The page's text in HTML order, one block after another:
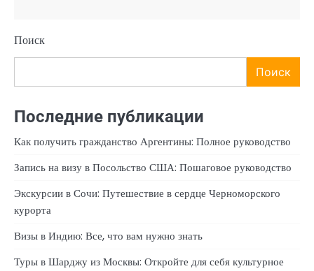
Поиск
Поиск
Последние публикации
Как получить гражданство Аргентины: Полное руководство
Запись на визу в Посольство США: Пошаговое руководство
Экскурсии в Сочи: Путешествие в сердце Черноморского
курорта
Визы в Индию: Все, что вам нужно знать
Туры в Шарджу из Москвы: Откройте для себя культурное